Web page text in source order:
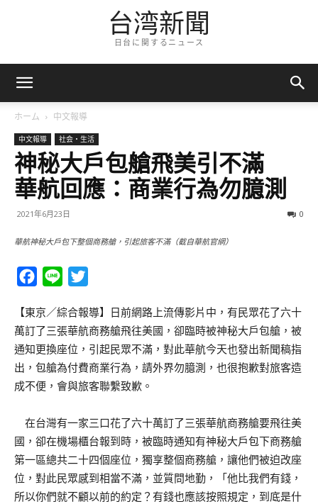
台湾新聞
日台に関するニュース
ホーム 中文報導
中文報導 社会・生活
神秘大戶包艙飛美引不滿
華航回應：商業行為勿臆測
2021年6月23日 0
華航神秘大戶包下整個商務艙，引起旅客不滿（截自華航官網）
Facebook
Line
【東京／綜合報導】日前網路上流傳影片中，有民眾花了六十
萬訂了三張華航商務艙飛往美國，卻臨時被神秘大戶包艙，被
通知更換座位，引起民眾不滿，對此華航今天也發出新聞稿指
出，包艙為付費商業行為，請外界勿臆測，也很抱歉對旅客造
成不便，會與旅客聯繫致歉。
在台灣有一家三口花了六十萬訂了三張華航商務艙要飛往美
國，卻在機場櫃台報到時，被臨時通知有神秘大戶包下商務艙
第一區總共二十四個座位，獨享整個商務艙，讓他們被迫改座
位，對此民眾感到相當不滿，並質問地勤，「他比我們有錢，
所以你們就不顧以前的約定？有錢也應該按照規定，到底是什